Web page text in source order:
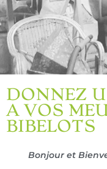
DONNEZ
A VOS
BIBELOTS
Bonjour et